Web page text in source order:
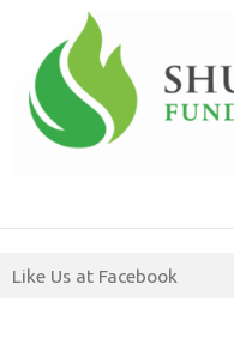
Like Us at Facebook